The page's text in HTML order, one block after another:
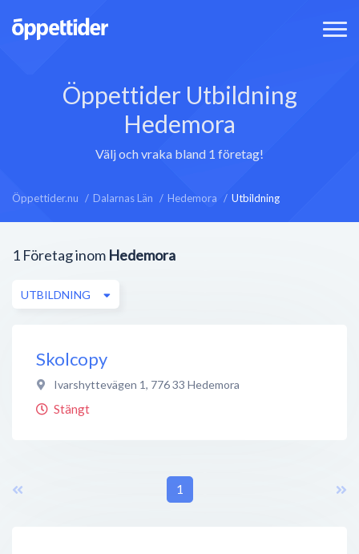
Öppettider Utbildning
Hedemora
Välj och vraka bland 1 företag!
Öppettider.nu Dalarnas Län Hedemora Utbildning
1 Företag inom Hedemora
UTBILDNING
Skolcopy
Ivarshyttevägen 1, 776 33 Hedemora
Stängt
1